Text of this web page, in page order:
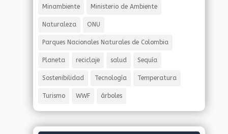
Minambiente Ministerio de Ambiente
Naturaleza ONU
Parques Nacionales Naturales de Colombia
Planeta reciclaje salud Sequía
Sostenibilidad Tecnología Temperatura
Turismo WWF árboles